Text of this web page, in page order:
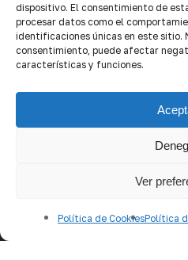
dispositivo. El consentimiento de
procesar datos como el
identificaciones únicas en este sitio.
consentimiento, puede afectar
características y funciones.
Ver
Política de CookiesPolítica